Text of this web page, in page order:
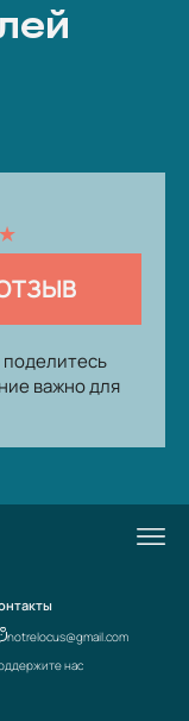
★
важно для
notrelocus@gmail.com
нас